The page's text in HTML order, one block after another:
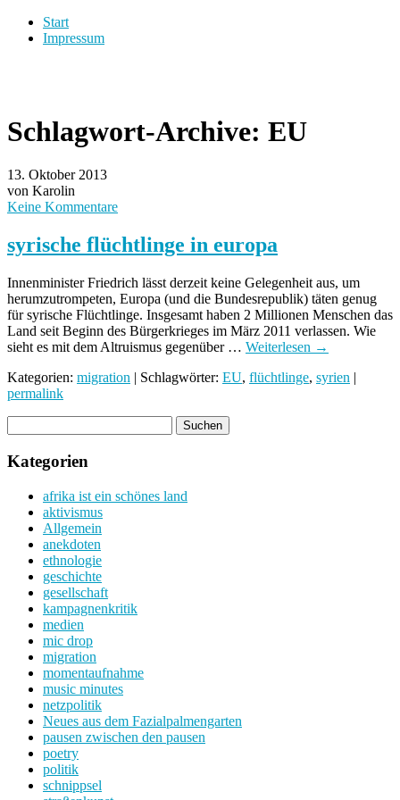
Start
Impressum
Schlagwort-Archive: EU
13. Oktober 2013
von Karolin
Keine Kommentare
syrische flüchtlinge in europa
Innenminister Friedrich lässt derzeit keine Gelegenheit aus, um
herumzutrompeten, Europa (und die Bundesrepublik) täten genug
für syrische Flüchtlinge. Insgesamt haben 2 Millionen Menschen das
Land seit Beginn des Bürgerkrieges im März 2011 verlassen. Wie
sieht es mit dem Altruismus gegenüber … Weiterlesen →
Kategorien: migration | Schlagwörter: EU, flüchtlinge, syrien |
permalink
Kategorien
afrika ist ein schönes land
aktivismus
Allgemein
anekdoten
ethnologie
geschichte
gesellschaft
kampagnenkritik
medien
mic drop
migration
momentaufnahme
music minutes
netzpolitik
Neues aus dem Fazialpalmengarten
pausen zwischen den pausen
poetry
politik
schnippsel